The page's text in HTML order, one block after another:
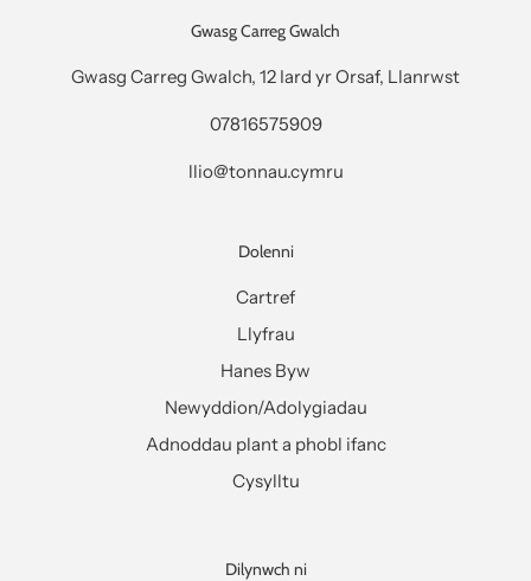
Gwasg Carreg Gwalch
Gwasg Carreg Gwalch, 12 Iard yr Orsaf, Llanrwst
07816575909
llio@tonnau.cymru
Dolenni
Cartref
Llyfrau
Hanes Byw
Newyddion/Adolygiadau
Adnoddau plant a phobl ifanc
Cysylltu
Dilynwch ni